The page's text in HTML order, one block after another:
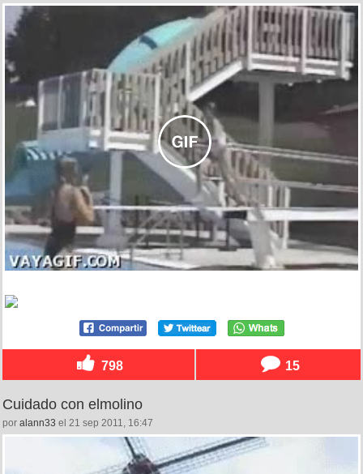
798 15
Cuidado con elmolino
por alann33 el 21 sep 2011, 16:47